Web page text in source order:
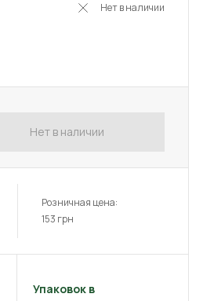
Нет в наличии
Нет в наличии
Розничная цена:
153 грн
Упаковок в